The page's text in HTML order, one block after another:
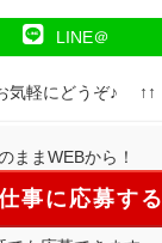
LINE＠
気軽にどうぞ♪ ↑↑
ままWEBから！
事に応募する